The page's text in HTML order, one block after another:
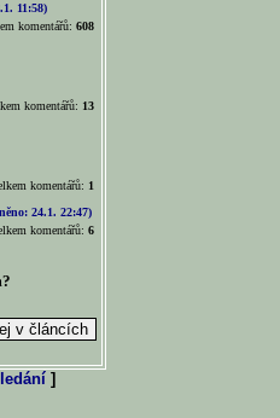
11:58)
komentářů: 608
komentářů: 13
komentářů: 1
24.1. 22:47)
komentářů: 6
]